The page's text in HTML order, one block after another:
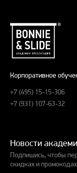
Корпоративное
+7 (495) 15-15-306
+7 (931) 107-63-32
Новости
Подпишись, чтобы
скидках и промокодах